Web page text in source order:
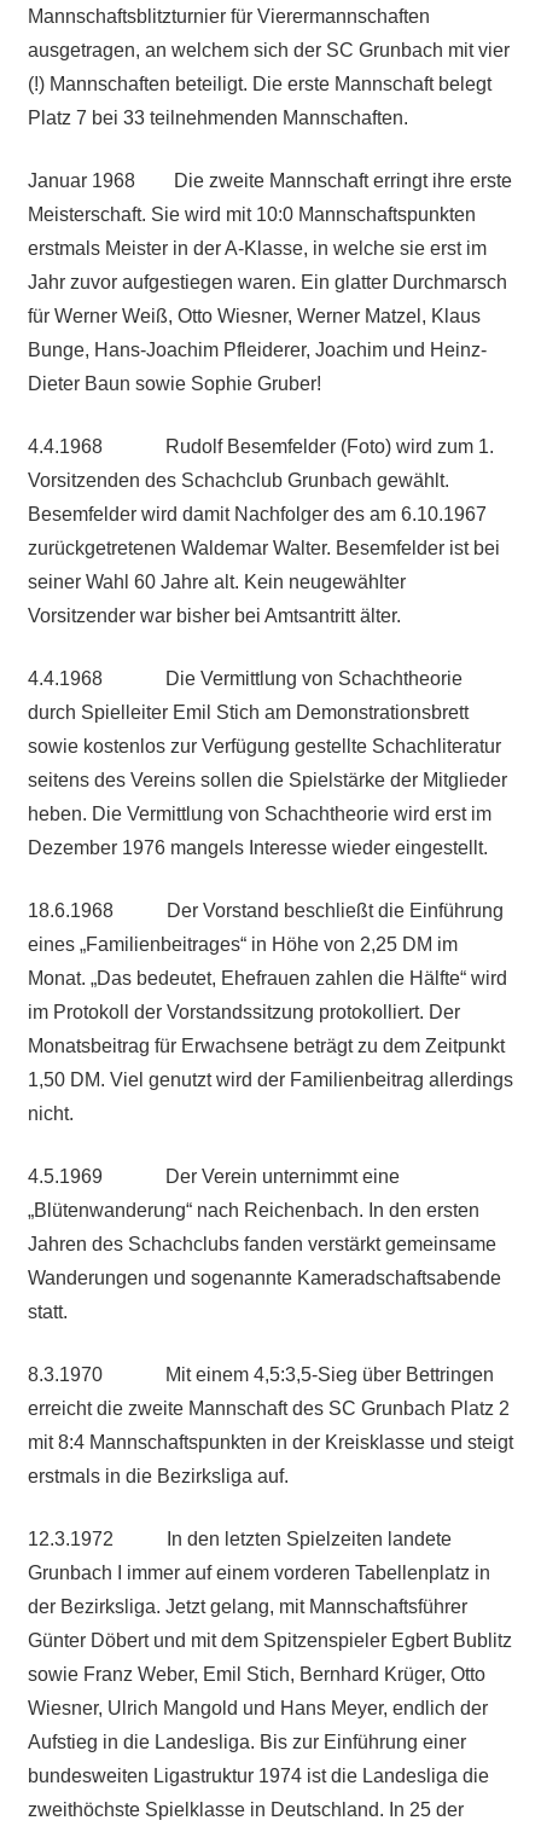
Mannschaftsblitzturnier für Vierermannschaften
ausgetragen, an welchem sich der SC Grunbach mit vier
(!) Mannschaften beteiligt. Die erste Mannschaft belegt
Platz 7 bei 33 teilnehmenden Mannschaften.
Januar 1968 Die zweite Mannschaft erringt ihre erste
Meisterschaft. Sie wird mit 10:0 Mannschaftspunkten
erstmals Meister in der A-Klasse, in welche sie erst im
Jahr zuvor aufgestiegen waren. Ein glatter Durchmarsch
für Werner Weiß, Otto Wiesner, Werner Matzel, Klaus
Bunge, Hans-Joachim Pfleiderer, Joachim und Heinz-
Dieter Baun sowie Sophie Gruber!
4.4.1968 Rudolf Besemfelder (Foto) wird zum 1.
Vorsitzenden des Schachclub Grunbach gewählt.
Besemfelder wird damit Nachfolger des am 6.10.1967
zurückgetretenen Waldemar Walter. Besemfelder ist bei
seiner Wahl 60 Jahre alt. Kein neugewählter
Vorsitzender war bisher bei Amtsantritt älter.
4.4.1968 Die Vermittlung von Schachtheorie
durch Spielleiter Emil Stich am Demonstrationsbrett
sowie kostenlos zur Verfügung gestellte Schachliteratur
seitens des Vereins sollen die Spielstärke der Mitglieder
heben. Die Vermittlung von Schachtheorie wird erst im
Dezember 1976 mangels Interesse wieder eingestellt.
18.6.1968 Der Vorstand beschließt die Einführung
eines „Familienbeitrages“ in Höhe von 2,25 DM im
Monat. „Das bedeutet, Ehefrauen zahlen die Hälfte“ wird
im Protokoll der Vorstandssitzung protokolliert. Der
Monatsbeitrag für Erwachsene beträgt zu dem Zeitpunkt
1,50 DM. Viel genutzt wird der Familienbeitrag allerdings
nicht.
4.5.1969 Der Verein unternimmt eine
„Blütenwanderung“ nach Reichenbach. In den ersten
Jahren des Schachclubs fanden verstärkt gemeinsame
Wanderungen und sogenannte Kameradschaftsabende
statt.
8.3.1970 Mit einem 4,5:3,5-Sieg über Bettringen
erreicht die zweite Mannschaft des SC Grunbach Platz 2
mit 8:4 Mannschaftspunkten in der Kreisklasse und steigt
erstmals in die Bezirksliga auf.
12.3.1972 In den letzten Spielzeiten landete
Grunbach I immer auf einem vorderen Tabellenplatz in
der Bezirksliga. Jetzt gelang, mit Mannschaftsführer
Günter Döbert und mit dem Spitzenspieler Egbert Bublitz
sowie Franz Weber, Emil Stich, Bernhard Krüger, Otto
Wiesner, Ulrich Mangold und Hans Meyer, endlich der
Aufstieg in die Landesliga. Bis zur Einführung einer
bundesweiten Ligastruktur 1974 ist die Landesliga die
zweithöchste Spielklasse in Deutschland. In 25 der